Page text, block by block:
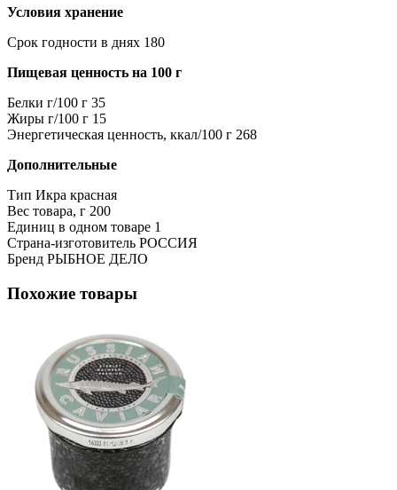
Условия хранение
Срок годности в днях 180
Пищевая ценность на 100 г
Белки г/100 г 35
Жиры г/100 г 15
Энергетическая ценность, ккал/100 г 268
Дополнительные
Тип Икра красная
Вес товара, г 200
Единиц в одном товаре 1
Страна-изготовитель РОССИЯ
Бренд РЫБНОЕ ДЕЛО
Похожие товары